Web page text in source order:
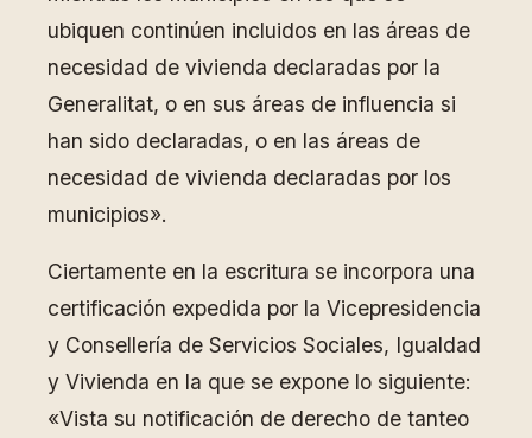
ubiquen continúen incluidos en las áreas de
necesidad de vivienda declaradas por la
Generalitat, o en sus áreas de influencia si
han sido declaradas, o en las áreas de
necesidad de vivienda declaradas por los
municipios».
Ciertamente en la escritura se incorpora una
certificación expedida por la Vicepresidencia
y Consellería de Servicios Sociales, Igualdad
y Vivienda en la que se expone lo siguiente:
«Vista su notificación de derecho de tanteo